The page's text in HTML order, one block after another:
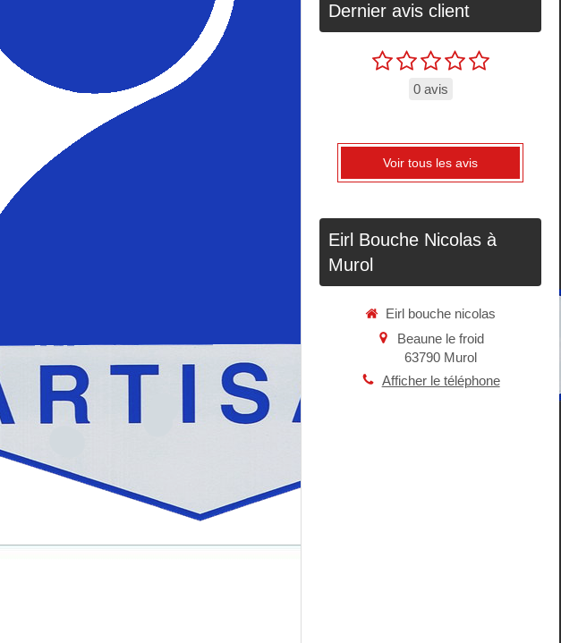
Dernier avis client
0 avis
Voir tous les avis
Eirl Bouche Nicolas à
Murol
Eirl bouche nicolas
Beaune le froid
63790 Murol
Afficher le téléphone